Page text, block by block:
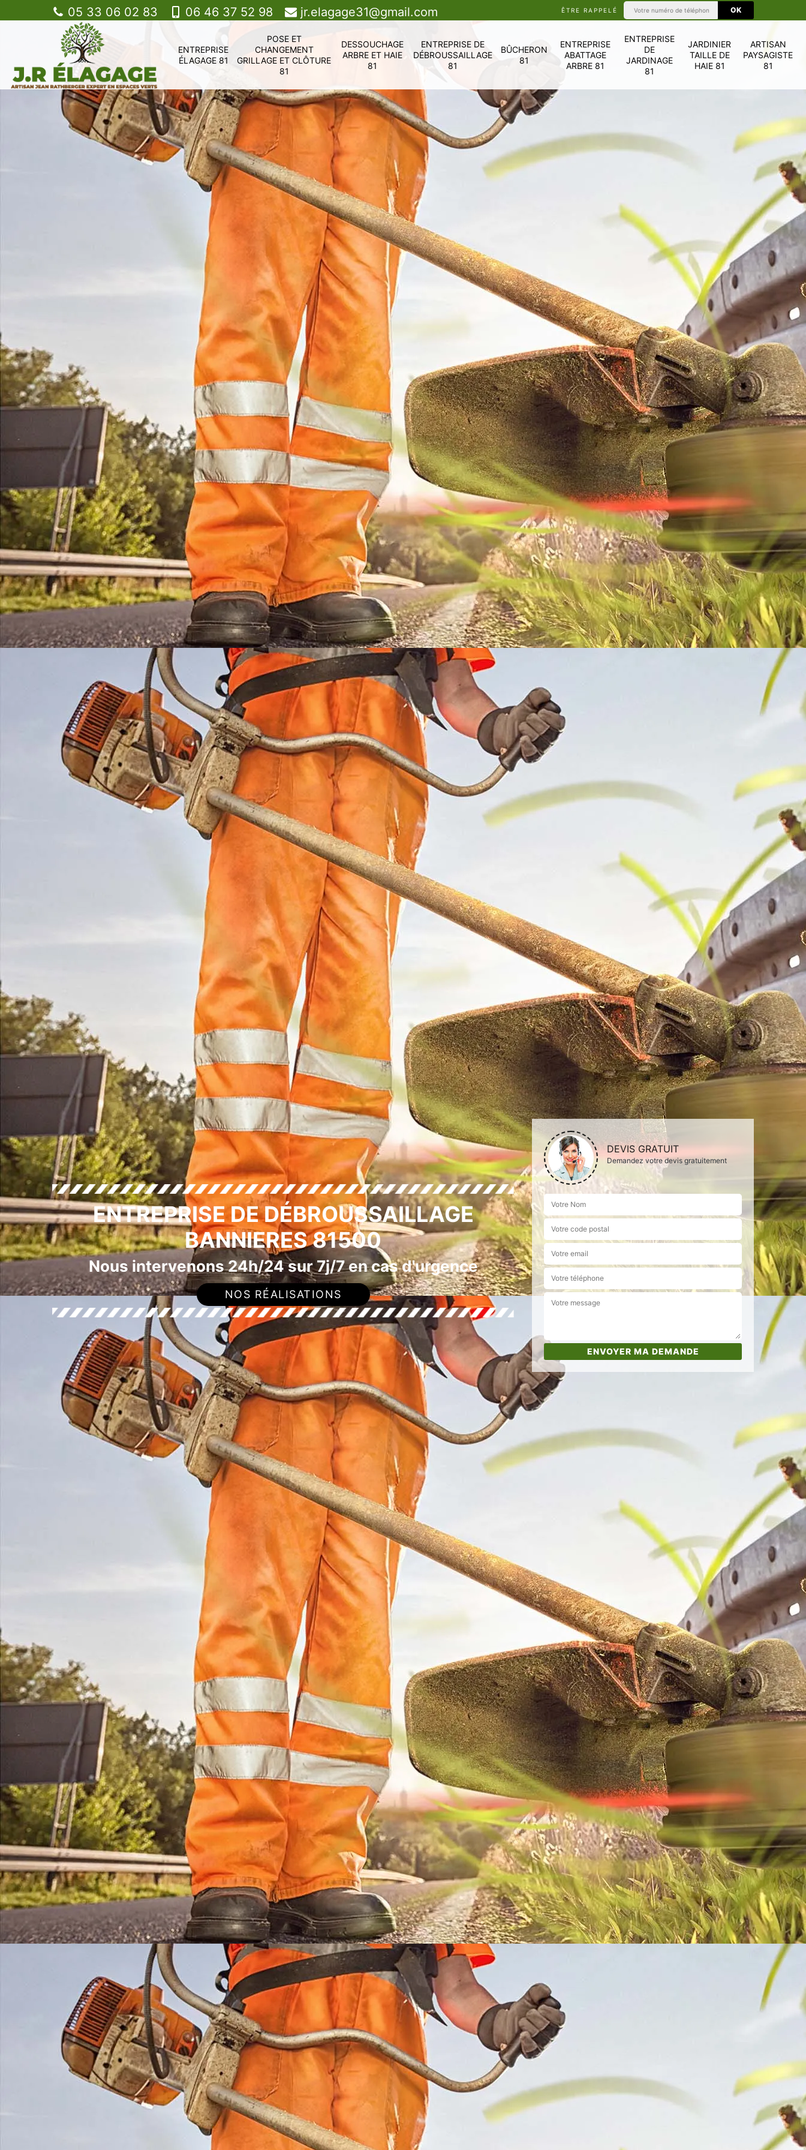
05 33 06 02 83 06 46 37 52 98 jr.elagage31@gmail.com ÊTRE RAPPELÉ
ENTREPRISE
ÉLAGAGE 81
POSE ET
CHANGEMENT
GRILLAGE ET CLÔTURE
81
DESSOUCHAGE
ARBRE ET HAIE
81
ENTREPRISE DE
DÉBROUSSAILLAGE
81
BÛCHERON
81
ENTREPRISE
ABATTAGE
ARBRE 81
ENTREPRISE
DE
JARDINAGE
81
JARDINIER
TAILLE DE
HAIE 81
ARTISAN
PAYSAGISTE
81
ENTREPRISE DE DÉBROUSSAILLAGE
BANNIERES 81500
Nous intervenons 24h/24 sur 7j/7 en cas d'urgence
NOS RÉALISATIONS
DEVIS GRATUIT
Demandez votre devis gratuitement